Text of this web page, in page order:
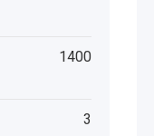
1400
3